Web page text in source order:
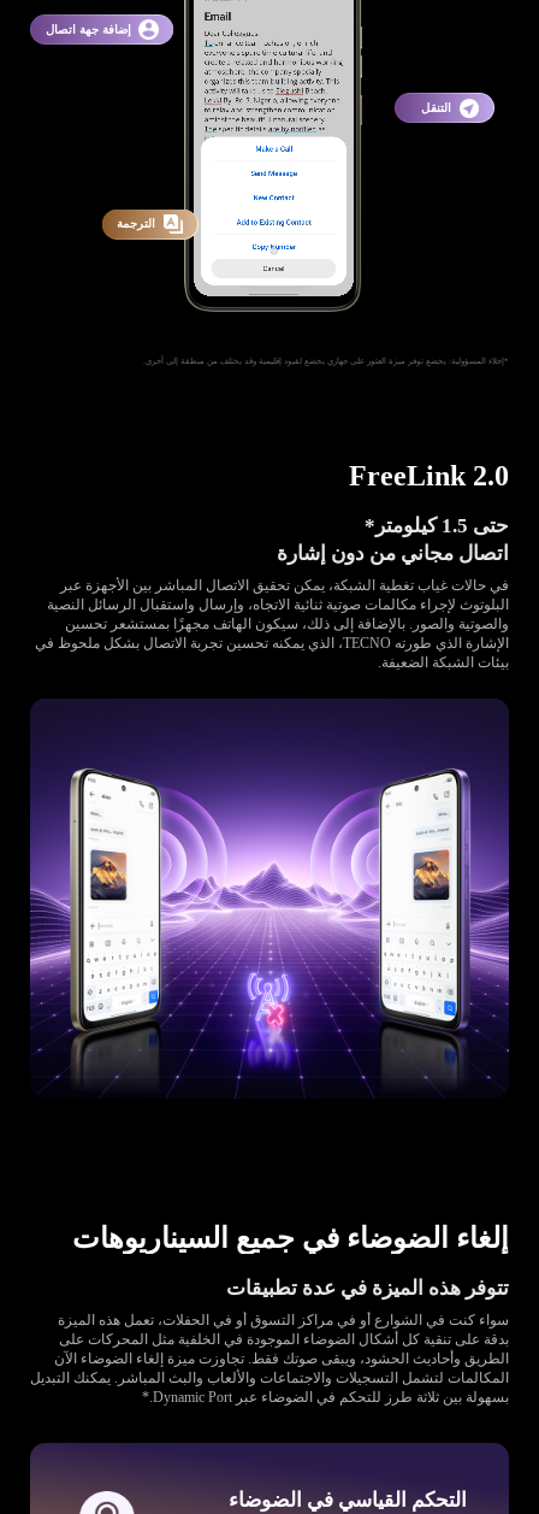
*إخلاء المسؤولية: يخضع توفر ميزة العثور على جهازي يخضع لقيود إقليمية وقد يختلف من منطقة إلى أخرى.
إضافة جهة اتصال
التنقل
الترجمة
FreeLink 2.0
حتى 1.5 كيلومتر*
اتصال مجاني من دون إشارة
في حالات غياب تغطية الشبكة، يمكن تحقيق الاتصال المباشر بين الأجهزة عبر
البلوتوث لإجراء مكالمات صوتية ثنائية الاتجاه، وإرسال واستقبال الرسائل النصية
والصوتية والصور. بالإضافة إلى ذلك، سيكون الهاتف مجهزًا بمستشعر تحسين
الإشارة الذي طورته TECNO، الذي يمكنه تحسين تجربة الاتصال بشكل ملحوظ في
بيئات الشبكة الضعيفة.
*إخلاء المسؤولية: يمكن الحصول على تجربة جيدة ضمن منطقة مفتوحة وخالية من العوائق يبلغ قطرها 1.5 كيلومتر. قد يختلف التأثير الفعلي
تبعًا لبيئة الاستخدام.
إلغاء الضوضاء في جميع السيناريوهات
تتوفر هذه الميزة في عدة تطبيقات
سواء كنت في الشوارع أو في مراكز التسوق أو في الحفلات، تعمل هذه الميزة
بدقة على تنقية كل أشكال الضوضاء الموجودة في الخلفية مثل المحركات على
الطريق وأحاديث الحشود، ويبقى صوتك فقط. تجاوزت ميزة إلغاء الضوضاء الآن
المكالمات لتشمل التسجيلات والاجتماعات والألعاب والبث المباشر. يمكنك التبديل
بسهولة بين ثلاثة طرز للتحكم في الضوضاء عبر Dynamic Port.*
التحكم القياسي في الضوضاء